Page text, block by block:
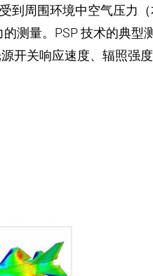
到周围环境中空气压力（
测量。PSP 技术的典型
开关响应速度、辐照强度